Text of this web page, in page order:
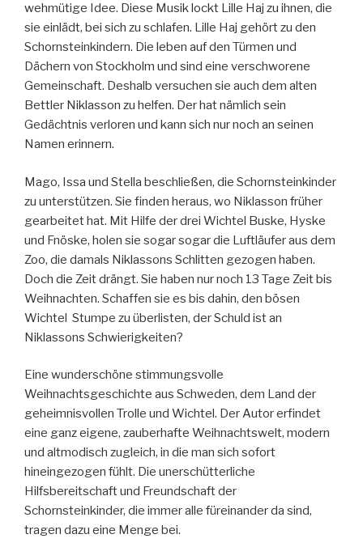
wehmütige Idee. Diese Musik lockt Lille Haj zu ihnen, die
sie einlädt, bei sich zu schlafen. Lille Haj gehört zu den
Schornsteinkindern. Die leben auf den Türmen und
Dächern von Stockholm und sind eine verschworene
Gemeinschaft. Deshalb versuchen sie auch dem alten
Bettler Niklasson zu helfen. Der hat nämlich sein
Gedächtnis verloren und kann sich nur noch an seinen
Namen erinnern.
Mago, Issa und Stella beschließen, die Schornsteinkinder
zu unterstützen. Sie finden heraus, wo Niklasson früher
gearbeitet hat. Mit Hilfe der drei Wichtel Buske, Hyske
und Fnöske, holen sie sogar sogar die Luftläufer aus dem
Zoo, die damals Niklassons Schlitten gezogen haben.
Doch die Zeit drängt. Sie haben nur noch 13 Tage Zeit bis
Weihnachten. Schaffen sie es bis dahin, den bösen
Wichtel Stumpe zu überlisten, der Schuld ist an
Niklassons Schwierigkeiten?
Eine wunderschöne stimmungsvolle
Weihnachtsgeschichte aus Schweden, dem Land der
geheimnisvollen Trolle und Wichtel. Der Autor erfindet
eine ganz eigene, zauberhafte Weihnachtswelt, modern
und altmodisch zugleich, in die man sich sofort
hineingezogen fühlt. Die unerschütterliche
Hilfsbereitschaft und Freundschaft der
Schornsteinkinder, die immer alle füreinander da sind,
tragen dazu eine Menge bei.